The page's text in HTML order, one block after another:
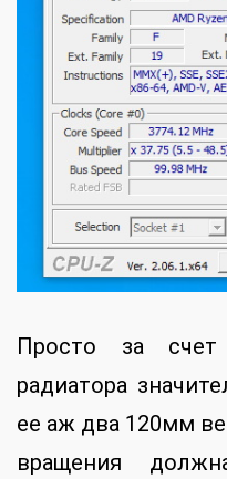
Просто за
радиатора
ее аж два 120мм
вращения